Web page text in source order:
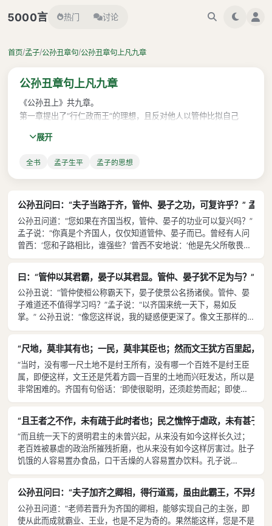
5000言 热门 讨论
首页/孟子/公孙丑章句/公孙丑章句上凡九章
公孙丑章句上凡九章
《公孙丑上》共九章。
第一章提出了“行仁政而王”的理想，且反对他人以管仲比拟自己
第二章提出了著名的“我善养吾浩然之气”；并指出如何养气——“以
第五章是将第四章提出的理念具体化，提出若能以德治国，“则无敌
于天下。无敌于天下者，天吏也。然而不王者，未之有也”。
孔子认为“仁”的本质是将对亲人的爱扩展到他人，孟子因而提出了
“性善”说——人人都有“不忍人之心”；以德治国，不过是将“不忍人
第七章提出“术不可不慎”，也就是一个人选择职业不能光看赚不赚
钱，还要考虑这职业是害人呢，还是救人？
第八章提出要乐于接受批评，乐于从别人的话语中汲取营养。
第九章通过描述两位古贤人伯夷、柳下惠并加以评述来阐明孟子认
可的君子对待非君子的态度，既不能向伯夷那样对“乡人”采取嫌恶
的态度，也不能像柳下惠那般完全和他们打成一片。
这一部分的内容比较驳杂，但除了第二章主要谈养气以及第九章谈
对他人的态度外，依然可以归纳出一个主题思想，即要以“仁”以“德”
来治理天下国家。
展开
全书 孟子生平 孟子的思想
公孙丑问曰：“夫子当路于齐，管仲、晏子之功，可复许乎？” 孟子
公孙丑问道：“您如果在齐国当权，管仲、晏子的功业可以复兴吗？”
孟子说：“你真是个齐国人，仅仅知道管仲、晏子而已。曾经有人问
曾西：‘您和子路相比，谁强些？’曾西不安地说：‘他是先父所敬畏的
人。’那人又问：‘那么，您和管仲相比，谁强些？’曾西马上变了脸
赖是那样专一，操持国家的大政是那样长久，而功绩却那样卑小。你
为什么竟把我和他相比？’”停了一会儿，孟子又说：“管仲是曾西不愿
相比的人，而你以为我愿意学他吗？”
曰：“管仲以其君霸，晏子以其君显。管仲、晏子犹不足为与？”
公孙丑说：“管仲使桓公称霸天下，晏子使景公名扬诸侯。管仲、晏
子难道还不值得学习吗？”孟子说：“以齐国来统一天下，易如反
掌。” 公孙丑说：“像您这样说，我的疑惑便更深了。像文王那样的
德行，活了百年才崩殂，他推行的德政，还没有周遍于天下；武王、
现在您把统一天下说得那么容易，那么，文王也不值得效法了吗？”
孟子说：“文王谁又能比得上呢？从汤到武丁，贤明之君兴起多达六
七次，天下的人归服殷朝已经很久了，时间一久便很难转变。武丁使
诸侯来朝并治理天下，就好像在手掌中运转小球一样。纣王的年代距
武丁时并不太久，当时的世家耆老、善良习俗、先民遗风、仁惠政教
还有幸存的，又有微子、微仲、王子比干、箕子、胶鬲——都是贤德
的人——共同辅佐他，所以历经长久才亡国。”
“尺地，莫非其有也；一民，莫非其臣也；然而文王犹方百里起，
“当时，没有哪一尺土地不是纣王所有，没有哪一个百姓不是纣王臣
属，即便这样，文王还是凭着方圆一百里的土地而兴旺发达，所以是
非常困难的。齐国有句俗话：‘即使很聪明，还须趁势而起；即使有
锄头，还得等待农时。’当今之世要推行王政，就容易了：即便在
里的，现在齐国却有这么辽阔的国土了；鸡鸣狗叫的声音，此起彼
伏，处处相闻，一直传到四方边境，齐国有这样稠密的人口了。国土
不必再开拓了，百姓也不必再增加了，只要实行仁政来统一天下，就
没有谁能够阻止得了。”
“且王者之不作，未有疏于此时者也；民之憔悴于虐政，未有甚于
“而且统一天下的贤明君主的未曾兴起，从来没有如今这样长久过；
老百姓被暴虐的政治所摧残折磨，也从来没有如今这样厉害过。肚子
饥饿的人容易置办食品，口干舌燥的人容易置办饮料。孔子说
过：‘德政的流行，比设置驿站传达政令还迅速。’如今这个时代，拥
有万辆兵车的大国实行仁政，老百姓欢迎它，就如同倒挂着的人被解
救了一般。所以，用古人一半的事功，必将完成两倍于他们的伟业，
也只有当今这个时代才行。”
公孙丑问曰：“夫子加齐之卿相，得行道焉，虽由此霸王，不异矣
公孙丑问道：“老师若晋升为齐国的卿相，能够实现自己的主张，即
使从此而成就霸业、王业，也是不足为奇的。果然能这样，您是不是